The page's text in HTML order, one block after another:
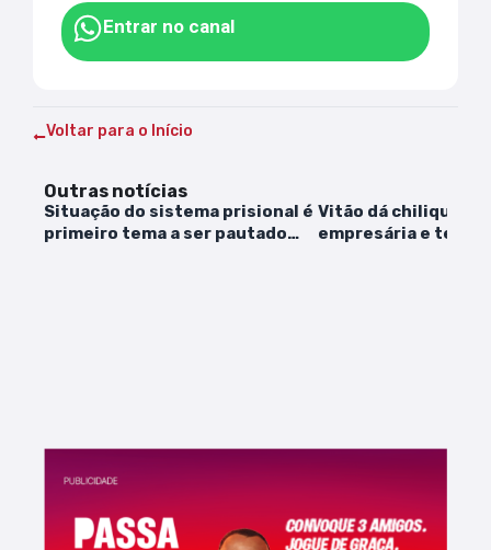
Entrar no canal
Voltar para o Início
Outras notícias
Situação do sistema prisional é
primeiro tema a ser pautado
Vitão dá chilique,
empresária e tem